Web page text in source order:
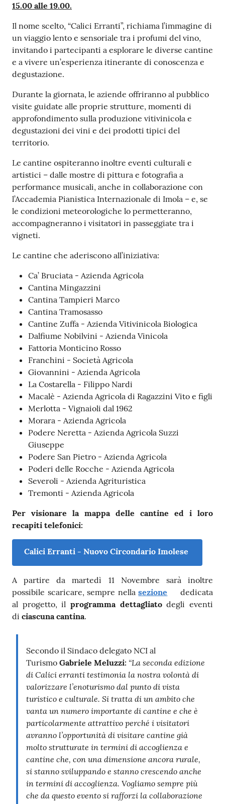
15.00 alle 19.00.
Il nome scelto, “Calici Erranti”, richiama l’immagine di
un viaggio lento e sensoriale tra i profumi del vino,
invitando i partecipanti a esplorare le diverse cantine
e a vivere un’esperienza itinerante di conoscenza e
degustazione.
Durante la giornata, le aziende offriranno al pubblico
visite guidate alle proprie strutture, momenti di
approfondimento sulla produzione vitivinicola e
degustazioni dei vini e dei prodotti tipici del
territorio.
Le cantine ospiteranno inoltre eventi culturali e
artistici – dalle mostre di pittura e fotografia a
performance musicali, anche in collaborazione con
l’Accademia Pianistica Internazionale di Imola – e, se
le condizioni meteorologiche lo permetteranno,
accompagneranno i visitatori in passeggiate tra i
vigneti.
Le cantine che aderiscono all’iniziativa:
Ca’ Bruciata - Azienda Agricola
Cantina Mingazzini
Cantina Tampieri Marco
Cantina Tramosasso
Cantine Zuffa - Azienda Vitivinicola Biologica
Dalfiume Nobilvini - Azienda Vinicola
Fattoria Monticino Rosso
Franchini - Società Agricola
Giovannini - Azienda Agricola
La Costarella - Filippo Nardi
Macalè - Azienda Agricola di Ragazzini Vito e figli
Merlotta - Vignaioli dal 1962
Morara - Azienda Agricola
Podere Neretta - Azienda Agricola Suzzi
Giuseppe
Podere San Pietro - Azienda Agricola
Poderi delle Rocche - Azienda Agricola
Severoli - Azienda Agrituristica
Tremonti - Azienda Agricola
Per visionare la mappa delle cantine ed i loro
recapiti telefonici:
Calici Erranti - Nuovo Circondario Imolese
A partire da martedì 11 Novembre sarà inoltre
possibile scaricare, sempre nellasezione
dedicata
al progetto, il programma dettagliatodegli eventi
di ciascuna cantina.
Secondo il Sindaco delegato NCI al
Turismo Gabriele Meluzzi: “La seconda edizione
di Calici erranti testimonia la nostra volontà di
valorizzare l’enoturismo dal punto di vista
turistico e culturale. Si tratta di un ambito che
vanta un numero importante di cantine e che è
particolarmente attrattivo perché i visitatori
avranno l’opportunità di visitare cantine già
molto strutturate in termini di accoglienza e
cantine che, con una dimensione ancora rurale,
si stanno sviluppando e stanno crescendo anche
in termini di accoglienza. Vogliamo sempre più
che da questo evento si rafforzi la collaborazione